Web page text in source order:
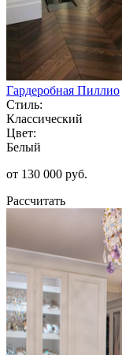
Гардеробная Пиллио
Стиль:
Классический
Цвет:
Белый
от 130 000 руб.
Рассчитать